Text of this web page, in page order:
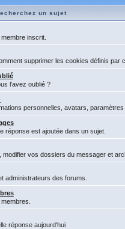
un sujet
inscrit.
supprimer les cookies définis par
l'avez oublié ?
personnelles, avatars,
réponse est ajoutée dans un sujet.
vos dossiers du messager et
administrateurs des forums.
réponse aujourd'hui